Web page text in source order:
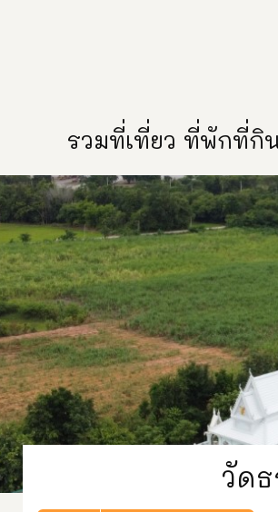
รวมที่เที่ยว ที่พักที่กิ
วัด